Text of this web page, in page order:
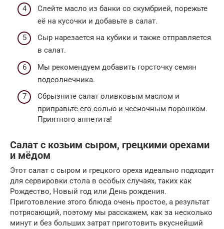
Слейте масло из банки со скумбрией, порежьте
её на кусочки и добавьте в салат.
Сыр нарезается на кубики и также отправляется
в салат.
Мы рекомендуем добавить горсточку семян
подсолнечника.
Сбрызните салат оливковым маслом и
приправьте его солью и чесночным порошком.
Приятного аппетита!
Салат с козьим сыром, грецкими орехами
и мёдом
Этот салат с сыром и грецкого ореха идеально подходит
для сервировки стола в особых случаях, таких как
Рождество, Новый год или День рождения.
Приготовление этого блюда очень простое, а результат
потрясающий, поэтому мы расскажем, как за несколько
минут и без больших затрат приготовить вкуснейший